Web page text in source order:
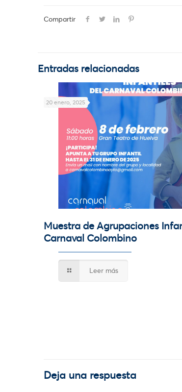
Compartir
Entradas relacionadas
20 enero, 2025
Muestra de Agrupaciones
Carnaval Colombino
Leer más
Deja una respuesta